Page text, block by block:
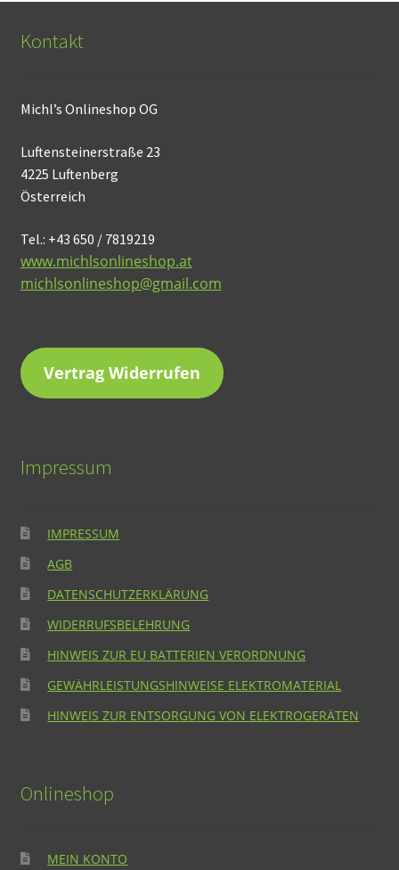
Kontakt
Michl’s Onlineshop OG
Luftensteinerstraße 23
4225 Luftenberg
Österreich
Tel.: +43 650 / 7819219
www.michlsonlineshop.at
michlsonlineshop@gmail.com
Vertrag Widerrufen
Impressum
IMPRESSUM
AGB
DATENSCHUTZERKLÄRUNG
WIDERRUFSBELEHRUNG
HINWEIS ZUR EU BATTERIEN VERORDNUNG
GEWÄHRLEISTUNGSHINWEISE ELEKTROMATERIAL
HINWEIS ZUR ENTSORGUNG VON ELEKTROGERÄTEN
Onlineshop
MEIN KONTO